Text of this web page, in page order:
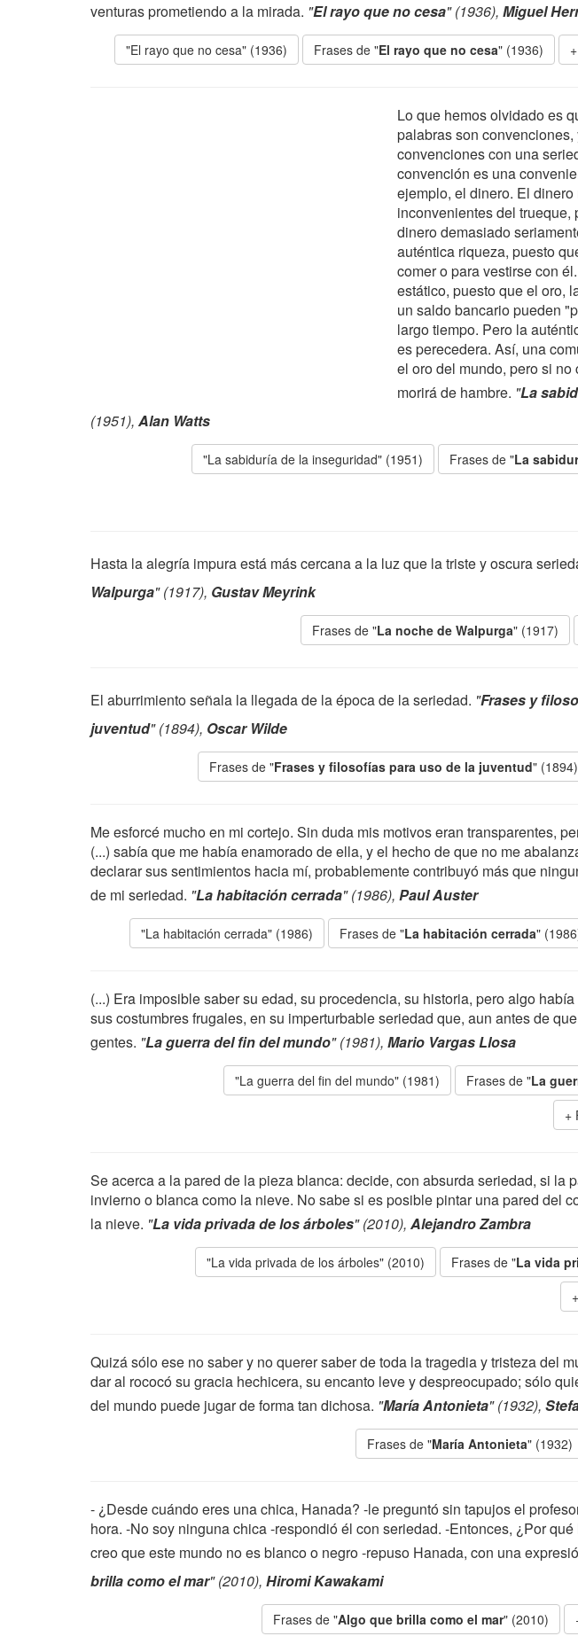
venturas prometiendo a la mirada. "El rayo que no cesa" (1936), Miguel
"El rayo que no cesa" (1936) Frases de "El rayo que no cesa" (1936)
Lo que hemos olvidado es
palabras son
convenciones con una
convención es una
ejemplo, el dinero. El
inconvenientes del trueque,
dinero demasiado
auténtica riqueza, puesto
comer o para vestirse con
estático, puesto que el oro,
un saldo bancario pueden
largo tiempo. Pero la
es perecedera. Así, una
el oro del mundo, pero si
morirá de hambre. "La
(1951), Alan Watts
"La sabiduría de la inseguridad" (1951) Frases de "La
Hasta la alegría impura está más cercana a la luz que la triste y oscura
Walpurga" (1917), Gustav Meyrink
Frases de "La noche de Walpurga" (1917)
El aburrimiento señala la llegada de la época de la seriedad. "Frases y
juventud" (1894), Oscar Wilde
Frases de "Frases y filosofías para uso de la juventud" (1894)
Me esforcé mucho en mi cortejo. Sin duda mis motivos eran transparentes,
(...) sabía que me había enamorado de ella, y el hecho de que no me
declarar sus sentimientos hacia mí, probablemente contribuyó más que
de mi seriedad. "La habitación cerrada" (1986), Paul Auster
"La habitación cerrada" (1986) Frases de "La habitación cerrada"
(...) Era imposible saber su edad, su procedencia, su historia, pero algo
sus costumbres frugales, en su imperturbable seriedad que, aun antes de
gentes. "La guerra del fin del mundo" (1981), Mario Vargas Llosa
"La guerra del fin del mundo" (1981) Frases de "La
Se acerca a la pared de la pieza blanca: decide, con absurda seriedad, si la
invierno o blanca como la nieve. No sabe si es posible pintar una pared del
la nieve. "La vida privada de los árboles" (2010), Alejandro Zambra
"La vida privada de los árboles" (2010) Frases de "La vida
Quizá sólo ese no saber y no querer saber de toda la tragedia y tristeza del
dar al rococó su gracia hechicera, su encanto leve y despreocupado; sólo
del mundo puede jugar de forma tan dichosa. "María Antonieta" (1932),
Frases de "María Antonieta" (1932)
- ¿Desde cuándo eres una chica, Hanada? -le preguntó sin tapujos el
hora. -No soy ninguna chica -respondió él con seriedad. -Entonces, ¿Por
creo que este mundo no es blanco o negro -repuso Hanada, con una
brilla como el mar" (2010), Hiromi Kawakami
Frases de "Algo que brilla como el mar" (2010)